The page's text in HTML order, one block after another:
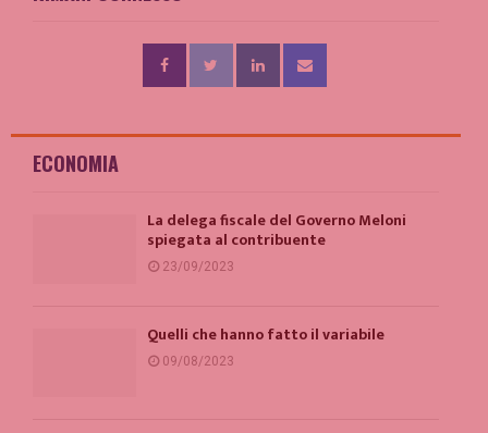
ECONOMIA
La delega fiscale del Governo Meloni
spiegata al contribuente
23/09/2023
Quelli che hanno fatto il variabile
09/08/2023